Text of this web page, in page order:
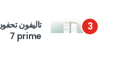
3
7 prime